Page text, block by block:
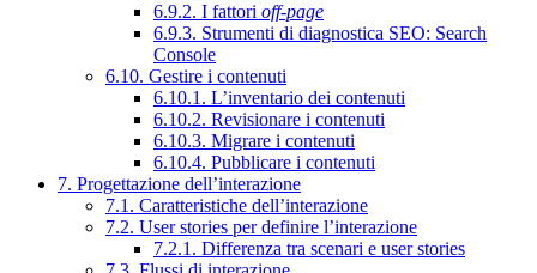
6.9.2. I fattori off-page
6.9.3. Strumenti di diagnostica SEO: Search
Console
6.10. Gestire i contenuti
6.10.1. L’inventario dei contenuti
6.10.2. Revisionare i contenuti
6.10.3. Migrare i contenuti
6.10.4. Pubblicare i contenuti
7. Progettazione dell’interazione
7.1. Caratteristiche dell’interazione
7.2. User stories per definire l’interazione
7.2.1. Differenza tra scenari e user stories